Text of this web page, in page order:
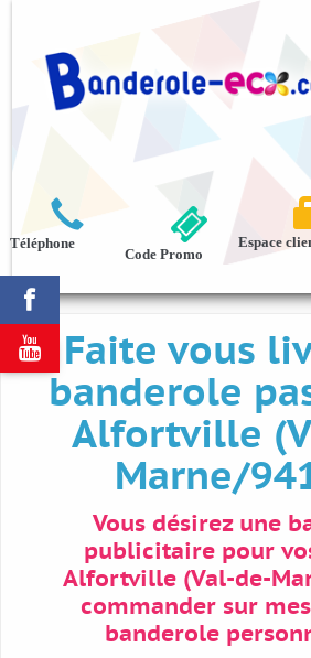



Téléphone Espace
Code Promo
Faite vous
banderole
Alfortville
Marne/
Vous désirez une
publicitaire pour
Alfortville (Val-de-
commander sur
banderole